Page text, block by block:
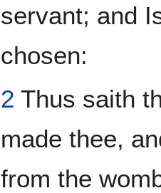
servant; and
chosen:
2 Thus saith
made thee,
from the